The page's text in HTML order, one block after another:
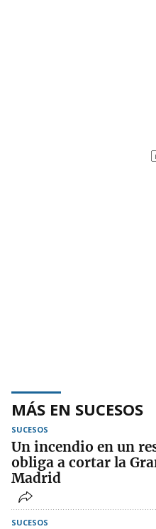
MÁS EN SUCESOS
SUCESOS
Un incendio en un
obliga a cortar la
Madrid
SUCESOS